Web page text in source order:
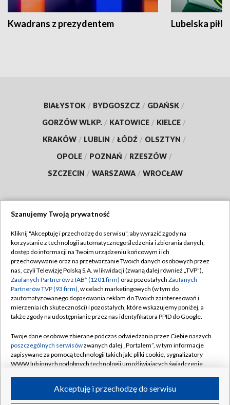
Kwadrans z prezydentem Lubelska piłka
BIAŁYSTOK / BYDGOSZCZ / GDAŃSK /
GORZÓW WLKP. / KATOWICE / KIELCE /
KRAKÓW / LUBLIN / ŁÓDŹ / OLSZTYN /
OPOLE / POZNAŃ / RZESZÓW /
SZCZECIN / WARSZAWA / WROCŁAW
TVP
Abonament TVP
Emisja w TVP
Centrum informacji TVP
Naziemna Telewizja Cyfrowa
Rada Programowa
System NOS
Informacje o nadawcy
Program dla prasy
Regulamin TVP
Polityka prywatności
Moje zgody
Pomoc
Kontakt
Kanały
Szanujemy Twoją prywatność
Kliknij "Akceptuję i przechodzę do serwisu", aby wyrazić zgody na
korzystanie z technologii automatycznego śledzenia i zbierania danych,
dostęp do informacji na Twoim urządzeniu końcowym i ich
przechowywanie oraz na przetwarzanie Twoich danych osobowych przez
nas, czyli Telewizję Polską S.A. w likwidacji (zwaną dalej również „TVP”),
Zaufanych Partnerów z IAB* (1201 firm) oraz pozostałych Zaufanych
Partnerów TVP (93 firm), w celach marketingowych (w tym do
zautomatyzowanego dopasowania reklam do Twoich zainteresowań i
mierzenia ich skuteczności) i pozostałych, które wskazujemy poniżej, a
także zgody na udostępnianie przez nas identyfikatora PPID do Google.
Twoje dane osobowe zbierane podczas odwiedzania przez Ciebie naszych
poszczególnych serwisówzwanych dalej „Portalem”, w tym informacje
zapisywane za pomocą technologii takich jak: pliki cookie, sygnalizatory
WWW lub innych podobnych technologii umożliwiających świadczenie
ruchu w Internecie.Akceptuję i przechodzę do serwisu